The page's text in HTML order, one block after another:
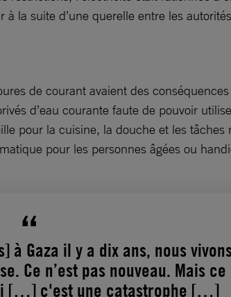
la suite d’une querelle entre les
de courant avaient des
d’eau courante faute de pouvoir
pour la cuisine, la douche et les
pour les personnes âgées ou
à Gaza il y a dix ans, nous
Ce n’est pas nouveau. Mais ce
[…] c'est une catastrophe […]